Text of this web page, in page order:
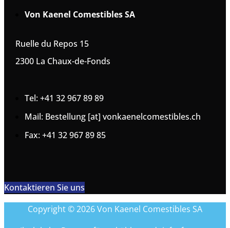
Von Kaenel Comestibles SA
Ruelle du Repos 15
2300 La Chaux-de-Fonds
Tel: +41 32 967 89 89
Mail: Bestellung [at] vonkaenelcomestibles.ch
Fax: +41 32 967 89 85
Kontaktieren Sie uns
Copyright © 2026 Von Kaenel Comestibles SA